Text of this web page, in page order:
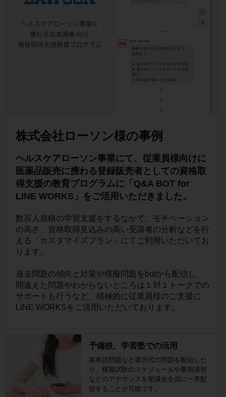
株式会社ローソン様の事例
ヘルスケアローソン事業にて、従業員様向けに
医薬品販売に携わる登録販売者としての資格取
得支援の教育プログラムに「Q&A BOT for
LINE WORKS」をご活用いただきました。
数百人規模の学習支援をするなかで、モチベーション
の高さ、資格取得見込みの高い受講者の分析などを行
える「カスタマイズプラン」にてご利用いただいてお
ります。
過去問題の傾向と対策や模擬問題をbotから配信し、
間違えた問題やわからないところは１対１トークでの
サポートも行うなど、積極的に従業員様のご支援に
LINE WORKSをご活用いただいております。
予備校、学習塾での活用
英単語問題など選択式の問題を配信した
り、模擬試験のスケジュールや夏期講習
などのアナウンスを受講生全員に一斉配
信することが可能です。